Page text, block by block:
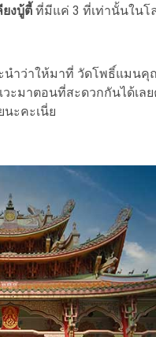
งบู้ตี้ ที่มีแค่ 3 ที่เท่านั้นในโ
ำว่าให้มาที่ วัดโพธิ์แมนคุ
ะมาตอนที่สะดวกกันได้เล
ะคะเนี่ย